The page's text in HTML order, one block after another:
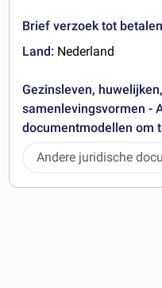
Brief verzoek tot
Land: Nederland
Gezinsleven,
samenlevingsvormen -
documentmodellen om
Andere juridische
downloaden